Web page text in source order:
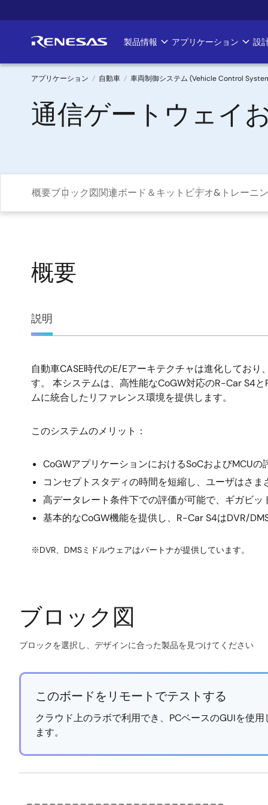
イ
ン
Main
navigation
製品情報 アプリケーション 設
パ
ン
ず
アプリケーション 自動車 車両制御システム (Vehicle Control
通信ゲートウェイ
概要ブロック図関連ボード＆キット ビデオ&トレーニ
概要
概
説明
説
明
自動車CASE時代のE/Eアーキテクチャは進化してお
す。 本システムは、高性能なCoGW対応のR-Car S4
ムに統合したリファレンス環境を提供します。
このシステムのメリット：
CoGWアプリケーションにおけるSoCおよびMCU
コンセプトスタディの時間を短縮し、ユーザはさ
高データレート条件下での評価が可能で、ギガビ
基本的なCoGW機能を提供し、R-Car S4はDVR/
※DVR、DMSミドルウェアはパートナが提供しています。
ブロック図
ブロックを選択し、デザインに合った製品を見つけてください
interactive
diagram
このボードをリモートでテストする
クラウド上のラボで利用でき、PCベースのGUIを使
ます。